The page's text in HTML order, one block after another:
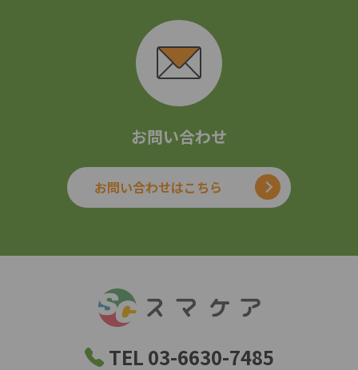
お問い合わせ
お問い合わせはこちら
TEL 03-6630-7485